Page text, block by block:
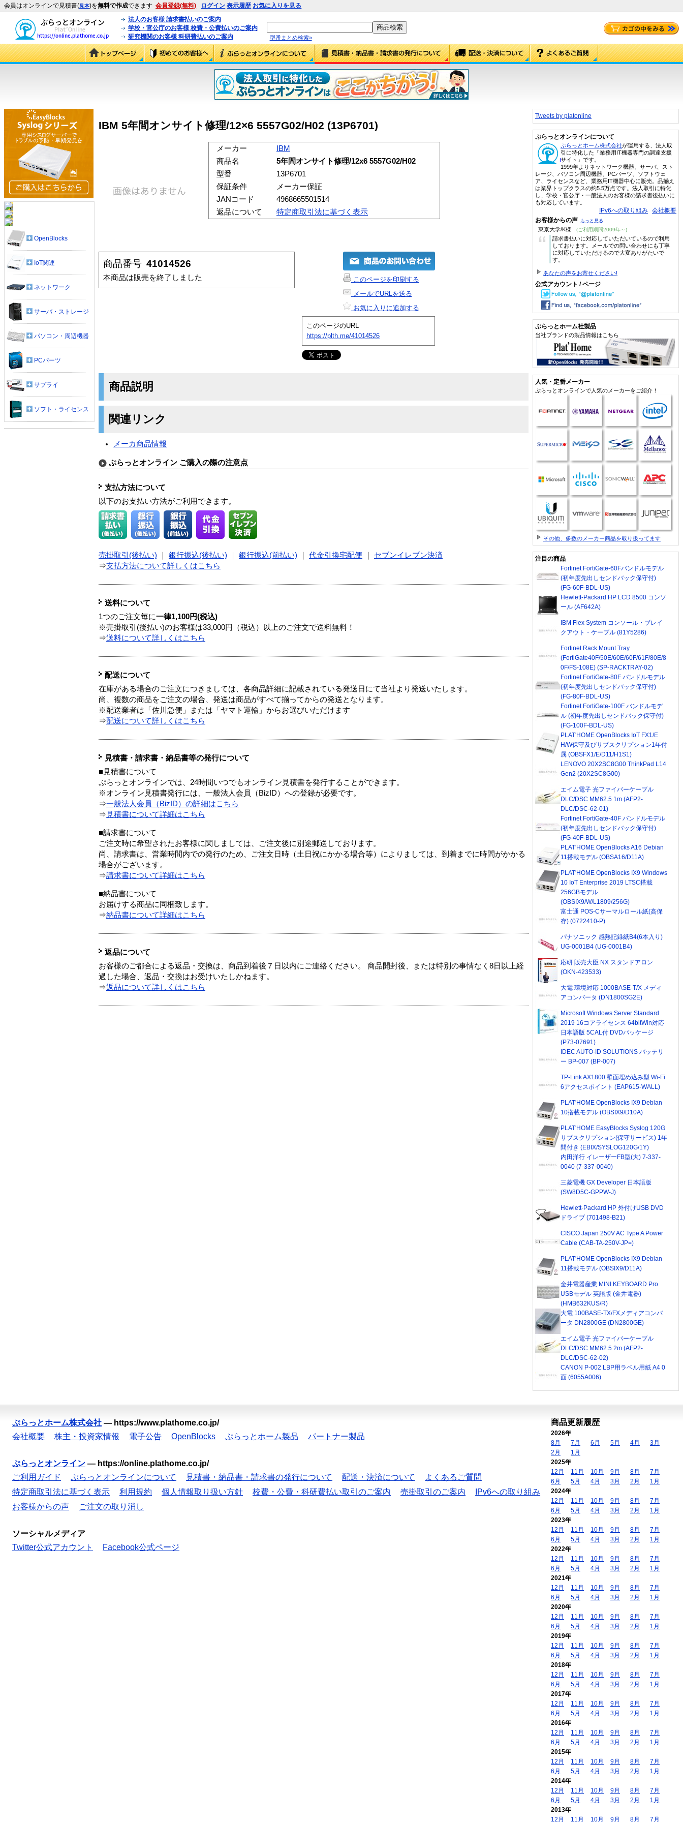
会員はオンラインで見積書(見本)を無料で作成できます 会員登録(無料) ログイン 表示履歴 お気に入りを見る
法人のお客様 請求書払いのご案内
学校・官公庁のお客様 校費・公費払いのご案内
研究機関のお客様 科研費払いのご案内
型番まとめ検索»
IBM 5年間オンサイト修理/12×6 5557G02/H02 (13P6701)
メーカー
IBM
商品名
5年間オンサイト修理/12x6 5557G02/H02
型番
13P6701
保証条件
メーカー保証
JANコード
4968665501514
返品について
特定商取引法に基づく表示
商品番号 41014526
本商品は販売を終了しました
このページを印刷する
メールでURLを送る
お気に入りに追加する
このページのURL
https://plth.me/41014526
商品説明
関連リンク
メーカ商品情報
ぷらっとオンライン ご購入の際の注意点
支払方法について
以下のお支払い方法がご利用できます。
売掛取引(後払い) 銀行振込(後払い) 銀行振込(前払い) 代金引換宅配便
セブンイレブン決済
⇒支払方法について詳しくはこちら
送料について
1つのご注文毎に一律1,100円(税込)
※売掛取引(後払い)のお客様は33,000円（税込）以上のご注文で送料無料！
⇒送料について詳しくはこちら
配送について
在庫がある場合のご注文につきましては、各商品詳細に記載されている発送日にて当社より発送いたします。
尚、複数の商品をご注文の場合、発送は商品がすべて揃ってからの発送となります。
※配送業者は「佐川急便」または「ヤマト運輸」からお選びいただけます
⇒配送について詳しくはこちら
見積書・請求書・納品書等の発行について
■見積書について
ぷらっとオンラインでは、24時間いつでもオンライン見積書を発行することができます。
※オンライン見積書発行には、一般法人会員（BizID）への登録が必要です。
⇒一般法人会員（BizID）の詳細はこちら
⇒ 見積書について詳細はこちら
■請求書について
ご注文時に希望されたお客様に関しましては、ご注文後に別途郵送しております。
尚、請求書は、営業時間内での発行のため、ご注文日時（土日祝にかかる場合等）によりましては、到着までに時間がかかる
場合がございます。
⇒請求書について詳細はこちら
■納品書について
お届けする商品に同梱致します。
⇒納品書について詳細はこちら
返品について
お客様のご都合による返品・交換は、商品到着後７日以内にご連絡ください。 商品開封後、または特別の事情なく8日以上経
過した場合、返品・交換はお受けいたしかねます。
⇒返品について詳しくはこちら
OpenBlocks
IoT関連
ネットワーク
サーバ・ストレージ
パソコン・周辺機器
PCパーツ
サプライ
ソフト・ライセンス
Tweets by platonline
ぷらっとオンラインについて
ぷらっとホーム株式会社が運用する、法人取
引に特化した「業務用IT機器専門の調達支援
サイト」です。
1999年よりネットワーク機器、サーバ、スト
レージ、パソコン周辺機器、PCパーツ、ソフトウェ
ア、ライセンスなど、業務用IT機器中心に販売。品揃え
は業界トップクラスの約5.5万点です。法人取引に特化
し、学校・官公庁・一般法人のお客様の請求書後払いに
も対応しています。
IPv6への取り組み 会社概要
お客様からの声 もっと見る
東京大学/K様 (ご利用期間2009年～)
“
請求書払いに対応していただいているので利用
しております。メールでの問い合わせにも丁寧
に対応していただけるので大変ありがたいで
す。
あなたの声をお寄せください!
公式アカウント / ページ
ぷらっとホーム社製品
当社ブランドの製品情報はこちら
人気・定番メーカー
ぷらっとオンラインで人気のメーカーをご紹介！
その他、多数のメーカー商品を取り扱ってます
注目の商品
Fortinet FortiGate-60Fバンドルモデル
(初年度先出しセンドバック保守付)
(FG-60F-BDL-US)
Hewlett-Packard HP LCD 8500 コンソ
ール (AF642A)
IBM Flex System コンソール・ブレイ
クアウト・ケーブル (81Y5286)
Fortinet Rack Mount Tray
(FortiGate40F/50E/60E/60F/61F/80E/8
0F/FS-108E) (SP-RACKTRAY-02)
Fortinet FortiGate-80F バンドルモデル
(初年度先出しセンドバック保守付)
(FG-80F-BDL-US)
Fortinet FortiGate-100F バンドルモデ
ル (初年度先出しセンドバック保守付)
(FG-100F-BDL-US)
PLAT'HOME OpenBlocks IoT FX1/E
H/W保守及びサブスクリプション1年付
属 (OBSFX1/E/D11/H1S1)
LENOVO 20X2SC8G00 ThinkPad L14
Gen2 (20X2SC8G00)
エイム電子 光ファイバーケーブル
DLC/DSC MM62.5 1m (AFP2-
DLC/DSC-62-01)
Fortinet FortiGate-40F バンドルモデル
(初年度先出しセンドバック保守付)
(FG-40F-BDL-US)
PLAT'HOME OpenBlocks A16 Debian
11搭載モデル (OBSA16/D11A)
PLAT'HOME OpenBlocks IX9 Windows
10 IoT Enterprise 2019 LTSC搭載
256GBモデル
(OBSIX9/W/L1809/256G)
富士通 POS-Cサーマルロール紙(高保
存) (0722410-P)
パナソニック 感熱記録紙B4(6本入り)
UG-0001B4 (UG-0001B4)
応研 販売大臣 NX スタンドアロン
(OKN-423533)
大電 環境対応 1000BASE-T/X メディ
アコンバータ (DN1800SG2E)
Microsoft Windows Server Standard
2019 16コアライセンス 64bitWin対応
日本語版 5CAL付 DVDパッケージ
(P73-07691)
IDEC AUTO-ID SOLUTIONS バッテリ
ー BP-007 (BP-007)
TP-Link AX1800 壁面埋め込み型 Wi-Fi
6アクセスポイント (EAP615-WALL)
PLAT'HOME OpenBlocks IX9 Debian
10搭載モデル (OBSIX9/D10A)
PLAT'HOME EasyBlocks Syslog 120G
サブスクリプション(保守サービス) 1年
間付き (EBIX/SYSLOG120G/1Y)
内田洋行 イレーザーFB型(大) 7-337-
0040 (7-337-0040)
三菱電機 GX Developer 日本語版
(SW8D5C-GPPW-J)
Hewlett-Packard HP 外付けUSB DVD
ドライブ (701498-B21)
CISCO Japan 250V AC Type A Power
Cable (CAB-TA-250V-JP=)
PLAT'HOME OpenBlocks IX9 Debian
11搭載モデル (OBSIX9/D11A)
金井電器産業 MINI KEYBOARD Pro
USBモデル 英語版 (金井電器)
(HMB632KUS/R)
大電 100BASE-TX/FXメディアコンバ
ータ DN2800GE (DN2800GE)
エイム電子 光ファイバーケーブル
DLC/DSC MM62.5 2m (AFP2-
DLC/DSC-62-02)
CANON P-002 LBP用ラベル用紙 A4 0
面 (6055A006)
ぷらっとホーム株式会社 — https://www.plathome.co.jp/
会社概要
株主・投資家情報 電子公告 OpenBlocks ぷらっとホーム製品 パートナー製品
ぷらっとオンライン — https://online.plathome.co.jp/
ご利用ガイド
ぷらっとオンラインについて 見積書・納品書・請求書の発行について 配送・決済について
よくあるご質問
特定商取引法に基づく表示
利用規約 個人情報取り扱い方針 校費・公費・科研費払い取引のご案内 売掛取引のご案内
IPv6への取り組み
お客様からの声
ご注文の取り消し
ソーシャルメディア
Twitter公式アカウント
Facebook公式ページ
商品更新履歴
2026年
8月
7月 6月 5月 4月
3月
2月
1月
2025年
12月
11月 10月 9月 8月
7月
6月
5月 4月 3月 2月
1月
2024年
12月
11月 10月 9月 8月
7月
6月
5月 4月 3月 2月
1月
2023年
12月
11月 10月 9月 8月
7月
6月
5月 4月 3月 2月
1月
2022年
12月
11月 10月 9月 8月
7月
6月
5月 4月 3月 2月
1月
2021年
12月
11月 10月 9月 8月
7月
6月
5月 4月 3月 2月
1月
2020年
12月
11月 10月 9月 8月
7月
6月
5月 4月 3月 2月
1月
2019年
12月
11月 10月 9月 8月
7月
6月
5月 4月 3月 2月
1月
2018年
12月
11月 10月 9月 8月
7月
6月
5月 4月 3月 2月
1月
2017年
12月
11月 10月 9月 8月
7月
6月
5月 4月 3月 2月
1月
2016年
12月
11月 10月 9月 8月
7月
6月
5月 4月 3月 2月
1月
2015年
12月
11月 10月 9月 8月
7月
6月
5月 4月 3月 2月
1月
2014年
12月
11月 10月 9月 8月
7月
6月
5月 4月 3月 2月
1月
2013年
12月
11月 10月 9月 8月 7月